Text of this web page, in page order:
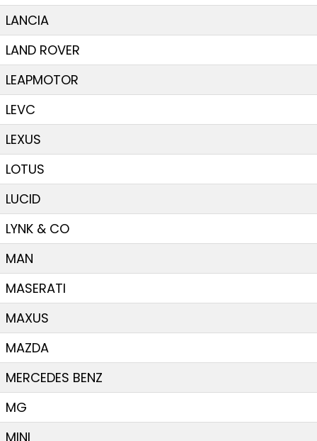
LANCIA
LAND ROVER
LEAPMOTOR
LEVC
LEXUS
LOTUS
LUCID
LYNK & CO
MAN
MASERATI
MAXUS
MAZDA
MERCEDES BENZ
MG
MINI